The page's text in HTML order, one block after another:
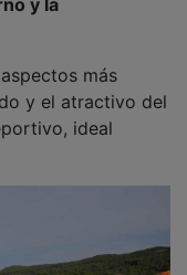
victoria fue para
Le acompañaron
del Triatlonciem, y
Ondarreta
del
recorrido es
Nadando intenté